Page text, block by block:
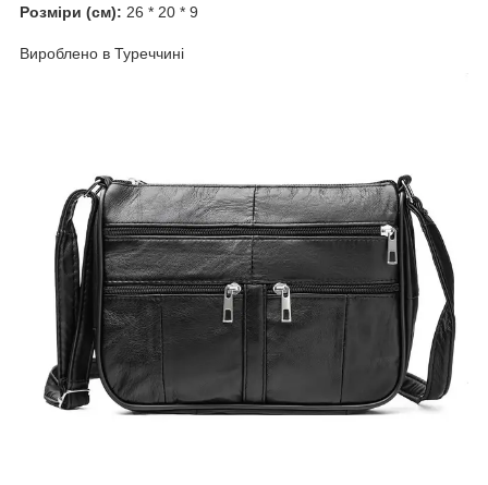
Розміри (см): 26 * 20 * 9
Вироблено в Туреччині